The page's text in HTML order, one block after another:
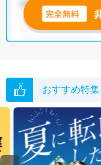
おすすめ特集